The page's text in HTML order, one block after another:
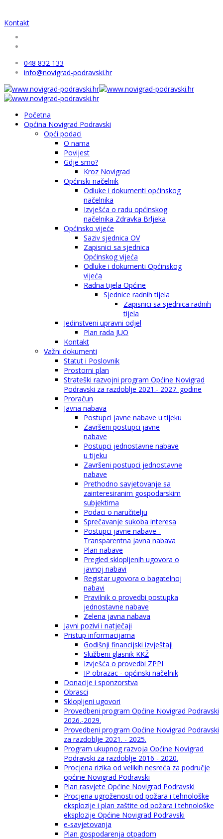
Kontakt
048 832 133
info@novigrad-podravski.hr
Početna
Općina Novigrad Podravski
Opći podaci
O nama
Povijest
Gdje smo?
Kroz Novigrad
Općinski načelnik
Odluke i dokumenti općinskog
načelnika
Izvješća o radu općinskog
načelnika Zdravka Brljeka
Općinsko vijeće
Saziv sjednica OV
Zapisnici sa sjednica
Općinskog vijeća
Odluke i dokumenti Općinskog
vijeća
Radna tijela Općine
Sjednice radnih tijela
Zapisnici sa sjednica radnih
tijela
Jedinstveni upravni odjel
Plan rada JUO
Kontakt
Važni dokumenti
Statut i Poslovnik
Prostorni plan
Strateški razvojni program Općine Novigrad
Podravski za razdoblje 2021.- 2027. godine
Proračun
Javna nabava
Postupci javne nabave u tijeku
Završeni postupci javne
nabave
Postupci jednostavne nabave
u tijeku
Završeni postupci jednostavne
nabave
Prethodno savjetovanje sa
zainteresiranim gospodarskim
subjektima
Podaci o naručitelju
Sprečavanje sukoba interesa
Postupci javne nabave -
Transparentna javna nabava
Plan nabave
Pregled sklopljenih ugovora o
javnoj nabavi
Registar ugovora o bagatelnoj
nabavi
Pravilnik o provedbi postupka
jednostavne nabave
Zelena javna nabava
Javni pozivi i natječaji
Pristup informacijama
Godišnji financijski izvještaji
Službeni glasnik KKŽ
Izvješća o provedbi ZPPI
IP obrazac - općinski načelnik
Donacije i sponzorstva
Obrasci
Sklopljeni ugovori
Provedbeni program Općine Novigrad Podravski
2026.-2029.
Provedbeni program Općine Novigrad Podravski
za razdoblje 2021. - 2025.
Program ukupnog razvoja Općine Novigrad
Podravski za razdoblje 2016 - 2020.
Procjena rizika od velikih nesreća za područje
općine Novigrad Podravski
Plan rasvjete Općine Novigrad Podravski
Procjena ugroženosti od požara i tehnološke
eksplozije i plan zaštite od požara i tehnološke
eksplozije Općine Novigrad Podravski
e-savjetovanja
Plan gospodarenja otpadom